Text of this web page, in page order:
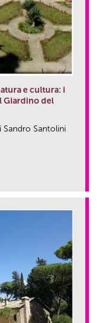
e cultura: i
Giardino del
Sandro Santolini